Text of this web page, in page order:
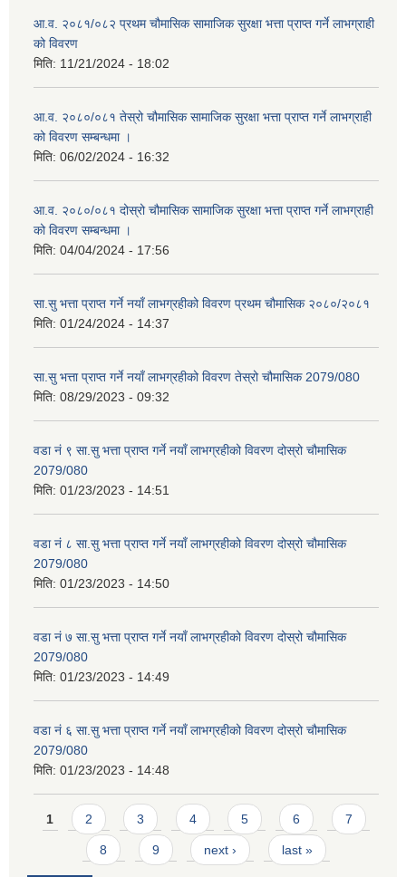
आ.व. २०८१/०८२ प्रथम चौमासिक सामाजिक सुरक्षा भत्ता प्राप्त गर्ने लाभग्राही
को विवरण
मिति: 11/21/2024 - 18:02
आ.व. २०८०/०८१ तेस्रो चौमासिक सामाजिक सुरक्षा भत्ता प्राप्त गर्ने लाभग्राही
को विवरण सम्बन्धमा ।
मिति: 06/02/2024 - 16:32
आ.व. २०८०/०८१ दोस्रो चौमासिक सामाजिक सुरक्षा भत्ता प्राप्त गर्ने लाभग्राही
को विवरण सम्बन्धमा ।
मिति: 04/04/2024 - 17:56
सा.सु भत्ता प्राप्त गर्ने नयाँ लाभग्रहीको विवरण प्रथम चौमासिक २०८०/२०८१
मिति: 01/24/2024 - 14:37
सा.सु भत्ता प्राप्त गर्ने नयाँ लाभग्रहीको विवरण तेस्रो चौमासिक 2079/080
मिति: 08/29/2023 - 09:32
वडा नं ९ सा.सु भत्ता प्राप्त गर्ने नयाँ लाभग्रहीको विवरण दोस्रो चौमासिक
2079/080
मिति: 01/23/2023 - 14:51
वडा नं ८ सा.सु भत्ता प्राप्त गर्ने नयाँ लाभग्रहीको विवरण दोस्रो चौमासिक
2079/080
मिति: 01/23/2023 - 14:50
वडा नं ७ सा.सु भत्ता प्राप्त गर्ने नयाँ लाभग्रहीको विवरण दोस्रो चौमासिक
2079/080
मिति: 01/23/2023 - 14:49
वडा नं ६ सा.सु भत्ता प्राप्त गर्ने नयाँ लाभग्रहीको विवरण दोस्रो चौमासिक
2079/080
मिति: 01/23/2023 - 14:48
Pages
1 2 3 4 5 6 7
8 9 next › last »